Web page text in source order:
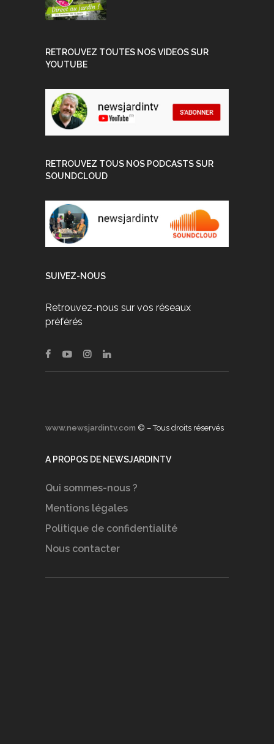
RETROUVEZ TOUTES NOS VIDEOS SUR
YOUTUBE
RETROUVEZ TOUS NOS PODCASTS SUR
SOUNDCLOUD
SUIVEZ-NOUS
Retrouvez-nous sur vos réseaux
préférés
www.newsjardintv.com © – Tous droits réservés
A PROPOS DE NEWSJARDINTV
Qui sommes-nous ?
Mentions légales
Politique de confidentialité
Nous contacter